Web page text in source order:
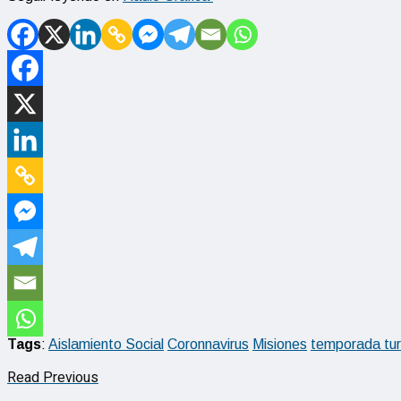
Tags: Aislamiento Social Coronnavirus Misiones temporada
Read Previous